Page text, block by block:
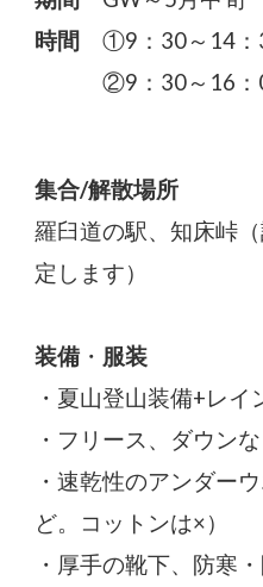
時間 ①9：30～14：
②9：30～16：
集合/解散場所
羅臼道の駅、知床峠
定します）
装備 ・ 服装
・夏山登山装備+レイ
・フリース、ダウン
・速乾性のアンダー
ど。コットンは×）
・厚手の靴下、防寒